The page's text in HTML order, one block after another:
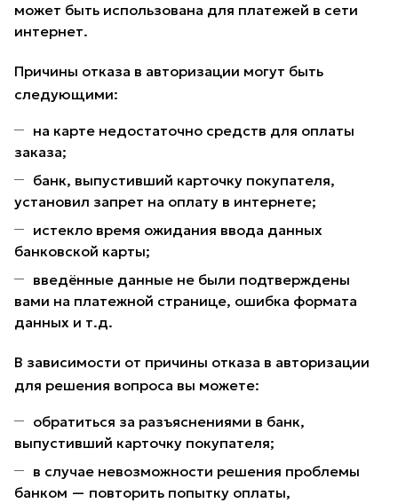
может быть использована для платежей в сети
интернет.
Причины отказа в авторизации могут быть
следующими:
на карте недостаточно средств для оплаты
заказа;
банк, выпустивший карточку покупателя,
установил запрет на оплату в интернете;
истекло время ожидания ввода данных
банковской карты;
введённые данные не были подтверждены
вами на платежной странице, ошибка формата
данных и т.д.
В зависимости от причины отказа в авторизации
для решения вопроса вы можете:
обратиться за разъяснениями в банк,
выпустивший карточку покупателя;
в случае невозможности решения проблемы
банком — повторить попытку оплаты,